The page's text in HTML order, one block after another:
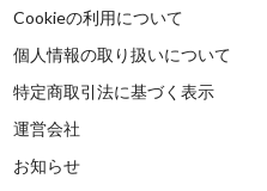
Cookieの利用について
個人情報の取り扱いについて
特定商取引法に基づく表示
運営会社
お知らせ